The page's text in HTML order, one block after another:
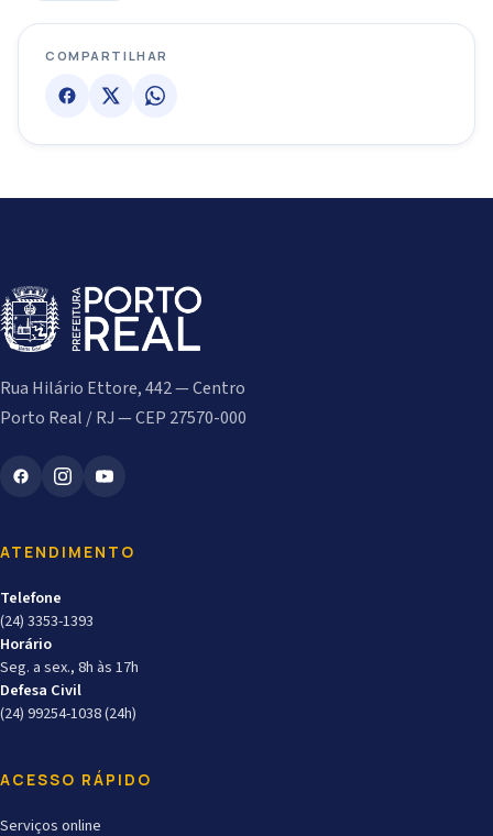
COMPARTILHAR
Rua Hilário Ettore, 442 — Centro
Porto Real / RJ — CEP 27570-000
ATENDIMENTO
Telefone
(24) 3353-1393
Horário
Seg. a sex., 8h às 17h
Defesa Civil
(24) 99254-1038 (24h)
ACESSO RÁPIDO
Serviços online